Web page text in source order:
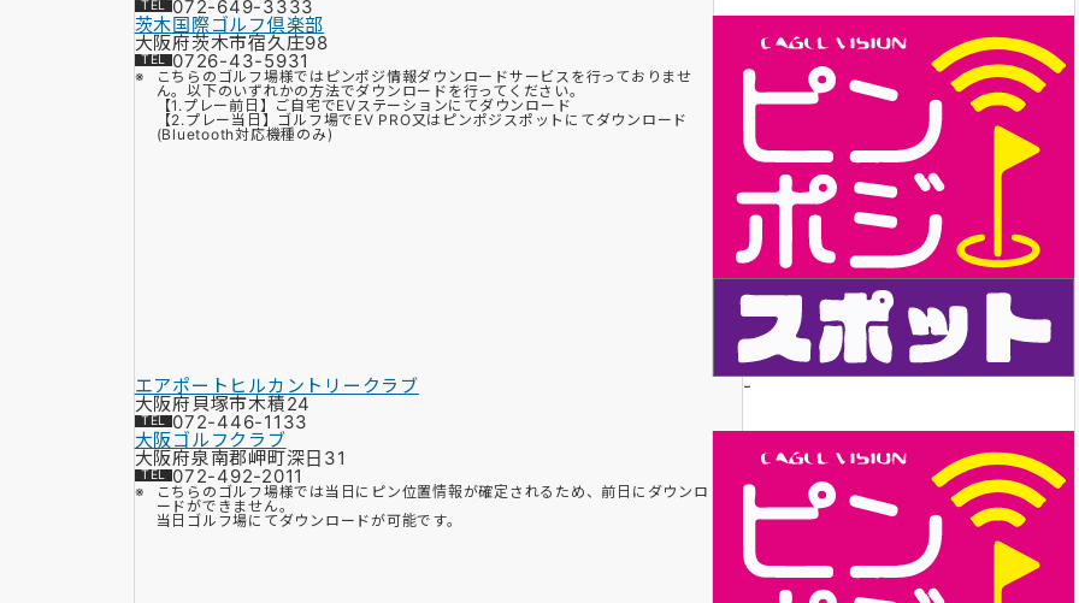
072-649-3333
茨木国際ゴルフ倶楽部
大阪府茨木市宿久庄98
0726-43-5931
こちらのゴルフ場様ではピンポジ情報ダウンロードサービスを行っておりませ
ん。以下のいずれかの方法でダウンロードを行ってください。
【1.プレー前日】ご自宅でEVステーションにてダウンロード
【2.プレー当日】ゴルフ場でEV PRO又はピンポジスポットにてダウンロード
(Bluetooth対応機種のみ)
エアポートヒルカントリークラブ
大阪府貝塚市木積24
072-446-1133
-
大阪ゴルフクラブ
大阪府泉南郡岬町深日31
072-492-2011
こちらのゴルフ場様では当日にピン位置情報が確定されるため、前日にダウンロ
ードができません。
当日ゴルフ場にてダウンロードが可能です。